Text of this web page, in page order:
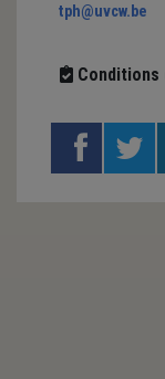
tph@uvcw.be
Conditions